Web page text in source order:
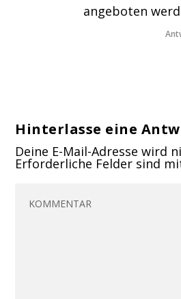
angeboten
Hinterlasse eine
Deine E-Mail-Adresse wird
Erforderliche Felder sind